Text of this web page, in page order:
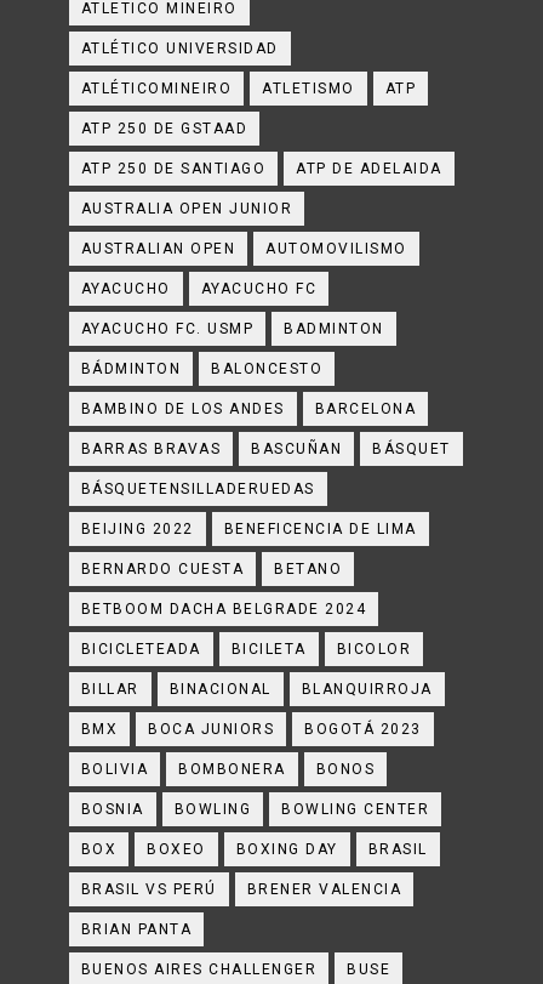
ATLETICO MINEIRO
ATLÉTICO UNIVERSIDAD
ATLÉTICOMINEIRO ATLETISMO ATP
ATP 250 DE GSTAAD
ATP 250 DE SANTIAGO ATP DE ADELAIDA
AUSTRALIA OPEN JUNIOR
AUSTRALIAN OPEN AUTOMOVILISMO
AYACUCHO AYACUCHO FC
AYACUCHO FC. USMP BADMINTON
BÁDMINTON BALONCESTO
BAMBINO DE LOS ANDES BARCELONA
BARRAS BRAVAS BASCUÑAN BÁSQUET
BÁSQUETENSILLADERUEDAS
BEIJING 2022 BENEFICENCIA DE LIMA
BERNARDO CUESTA BETANO
BETBOOM DACHA BELGRADE 2024
BICICLETEADA BICILETA BICOLOR
BILLAR BINACIONAL BLANQUIRROJA
BMX BOCA JUNIORS BOGOTÁ 2023
BOLIVIA BOMBONERA BONOS
BOSNIA BOWLING BOWLING CENTER
BOX BOXEO BOXING DAY BRASIL
BRASIL VS PERÚ BRENER VALENCIA
BRIAN PANTA
BUENOS AIRES CHALLENGER BUSE